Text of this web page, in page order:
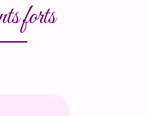
forts